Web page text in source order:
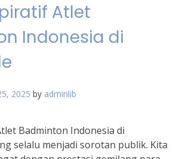
Atlet
Indonesia di
2025 by adminlib
Badminton Indonesia di
selalu menjadi sorotan publik. Kita